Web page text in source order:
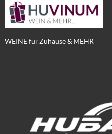
WEINE für Zuhause & MEHR